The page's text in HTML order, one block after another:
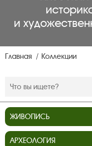
и
Главная Коллекции
ЖИВОПИСЬ
АРХЕОЛОГИЯ